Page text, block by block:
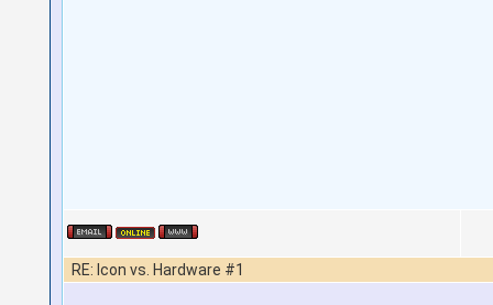
RE: Icon vs. Hardware #1